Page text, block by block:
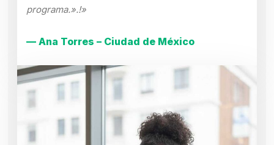
programa.».!»
— Ana Torres – Ciudad de México